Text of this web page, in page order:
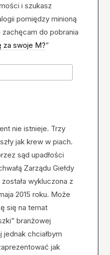
i szukasz
pomiędzy minioną
do pobrania
za swoje M?”
nie istnieje. Trzy
jak krew w piach.
sąd upadłości
Zarządu Giełdy
wykluczona z
2015 roku. Może
się na temat
branżowej
jednak chciałbym
jak